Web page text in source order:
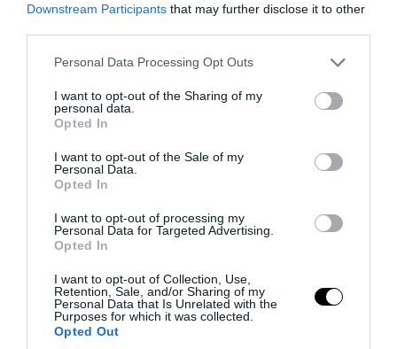
Downstream Participants that may further disclose it to other
Please note that this website/app uses one or more Google
not limited to your visit or usage behaviour. You may click to
grant or deny consent to Google and its third-party tags to
use your data for below specified purposes in below Google
consent section.
Personal Data Processing Opt Outs
I want to opt-out of the Sharing of my
personal data.
Opted In
I want to opt-out of the Sale of my
Personal Data.
Opted In
I want to opt-out of processing my
Personal Data for Targeted Advertising.
Opted In
I want to opt-out of Collection, Use,
Retention, Sale, and/or Sharing of my
Personal Data that Is Unrelated with the
Purposes for which it was collected.
Opted Out
Βίντεο: Η Ρωσία εκπαιδεύει
Βορειοκορεάτες στρατιώτες σε πεδία
βολής για νέες επιχειρήσεις